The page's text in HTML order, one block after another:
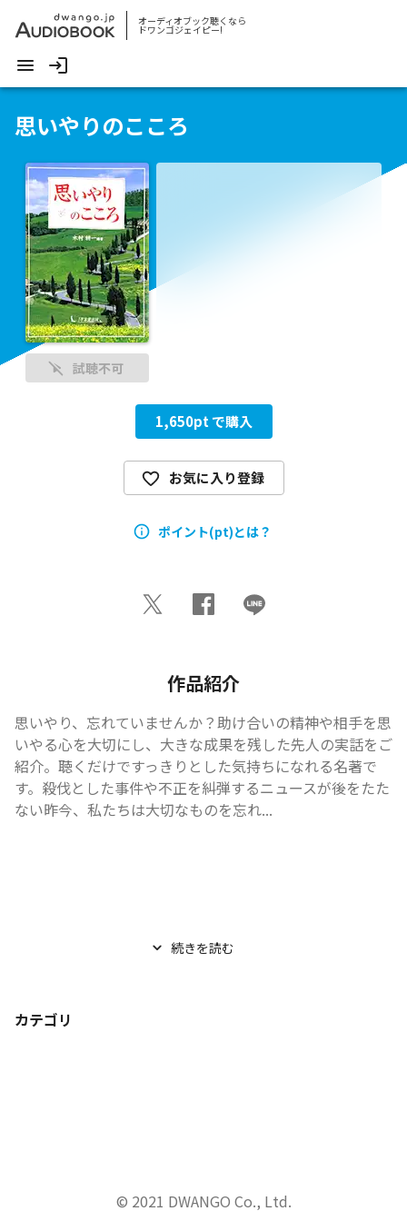
オーディオブック聴くなら
ドワンゴジェイピー!
思いやりのこころ
試聴不可
1,650pt で購入
お気に入り登録
ポイント(pt)とは？
作品紹介
思いやり、忘れていませんか？助け合いの精神や相手を思
いやる心を大切にし、大きな成果を残した先人の実話をご
紹介。聴くだけですっきりとした気持ちになれる名著で
す。殺伐とした事件や不正を糾弾するニュースが後をたた
ない昨今、私たちは大切なものを忘れ...
続きを読む
カテゴリ
© 2021 DWANGO Co., Ltd.